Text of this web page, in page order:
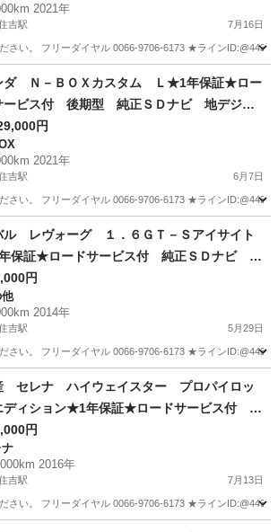
オートライト ＬＥＤヘッド 純正１４Ａ
2021年
吉駅 7月16日
さい。 フリーダイヤル 0066-9706-6173 ★ライン
向住吉駅 その他 ルークス
ダ Ｎ－ＢＯＸカスタム Ｌ★1年保証★ロー
ービス付 後期型 純正ＳＤナビ 地デジ
メラ Ｂｌｕｅｔｏｏｔｈ 左側電動ドア
プティブクルコン シートヒーター ＥＴ
マートキー コーナーセンサー オートラ
円
2021年
吉駅 6月7日
さい。 フリーダイヤル 0066-9706-6173 ★ライン
向住吉駅 N-BOX ヘッド
ル レヴォーグ １．６ＧＴ－Ｓアイサイト
保証★ロードサービス付 純正ＳＤナビ 地
バックカメラ プリクラッシュ 全車速追
能付クルコン パドルシフト 本革シートヒ
ー ＥＴＣ アイドリングストップ ＬＥＤ
円
他
2014年
吉駅 5月29日
さい。 フリーダイヤル 0066-9706-6173 ★ライン
住吉駅 その他 本革
セレナ ハイウェイスター プロパイロッ
ディション★1年保証★ロードサービス付 社
Ｄナビ 地デジ バックカメラ Ｂｌｕｅｔ
ｔｈ 後席モニター 両側パワースライド
側ハンズフリー） アダプティブクルコン
円
2016年
吉駅 7月13日
さい。 フリーダイヤル 0066-9706-6173 ★ライン